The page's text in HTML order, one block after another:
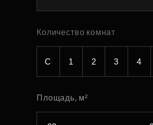
Рефинансирование
Количество комнат
С 1 2 3 4
Площадь, м²